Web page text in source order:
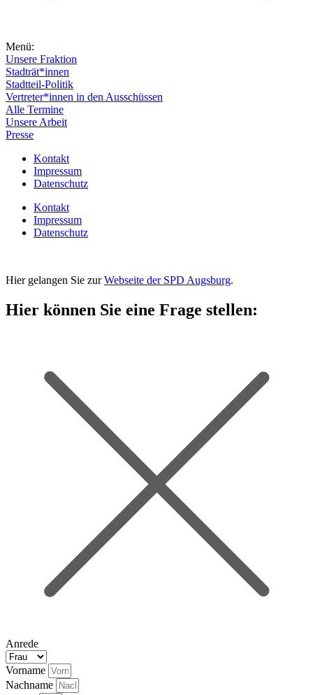
Menü:
Unsere Fraktion
Stadträt*innen
Stadtteil-Politik
Vertreter*innen in den Ausschüssen
Alle Termine
Unsere Arbeit
Presse
Kontakt
Impressum
Datenschutz
Kontakt
Impressum
Datenschutz
Hier gelangen Sie zurWebseite der SPD Augsburg.
Hier können Sie eine Frage stellen:
Anrede
Vorname
Nachname